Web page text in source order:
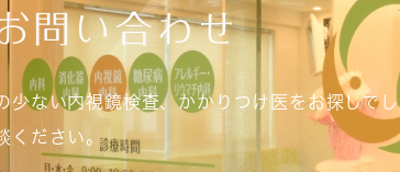
問い合わせ
少ない内視鏡検査、かかりつけ医をお探しでし
ください。